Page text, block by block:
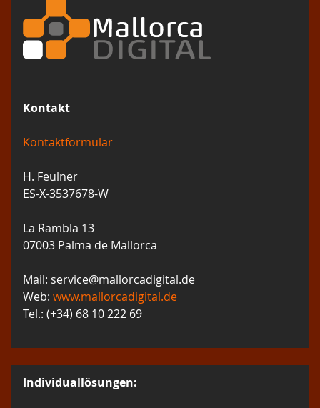
Kontakt
Kontaktformular
H. Feulner
ES-X-3537678-W
La Rambla 13
07003 Palma de Mallorca
Mail: service@mallorcadigital.de
Web: www.mallorcadigital.de
Tel.: (+34) 68 10 222 69
Individuallösungen: